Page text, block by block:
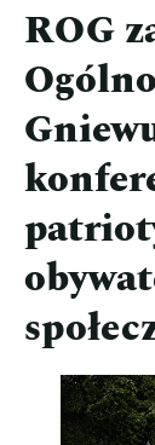
ROG